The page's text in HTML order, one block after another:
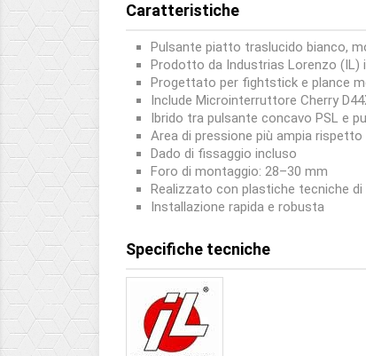
Caratteristiche
Pulsante piatto traslucido bianco,
Prodotto da Industrias Lorenzo (IL)
Progettato per fightstick e plance
Include Microinterruttore Cherry
Ibrido tra pulsante concavo PSL e
Area di pressione più ampia
Dado di fissaggio incluso
Foro di montaggio: 28–30 mm
Realizzato con plastiche tecniche
Installazione rapida e robusta
Specifiche tecniche